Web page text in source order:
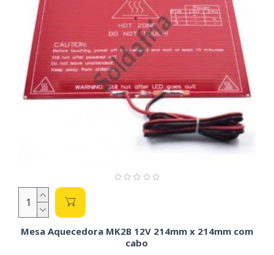
Mesa Aquecedora MK2B 12V 214mm x 214mm com
cabo